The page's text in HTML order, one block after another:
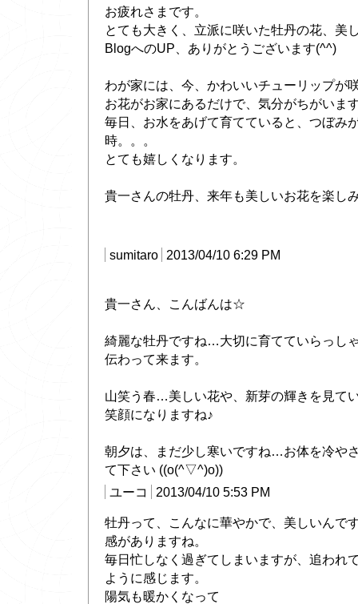
お疲れさまです。
とても大きく、立派に咲いた牡丹の花、
BlogへのUP、ありがとうございます(^^)
わが家には、今、かわいいチューリップが
お花がお家にあるだけで、気分がちがいま
毎日、お水をあげて育てていると、つぼみ
時。。。
とても嬉しくなります。
貴一さんの牡丹、来年も美しいお花を楽し
sumitaro 2013/04/10 6:29 PM
貴一さん、こんばんは☆
綺麗な牡丹ですね…大切に育てていらっし
伝わって来ます。
山笑う春…美しい花や、新芽の輝きを見て
笑顔になりますね♪
朝夕は、まだ少し寒いですね…お体を冷や
て下さい ((o(^▽^)o))
ユーコ
2013/04/10 5:53 PM
牡丹って、こんなに華やかで、美しいんで
感がありますね。
毎日忙しなく過ぎてしまいますが、追われ
ように感じます。
陽気も暖かくなって